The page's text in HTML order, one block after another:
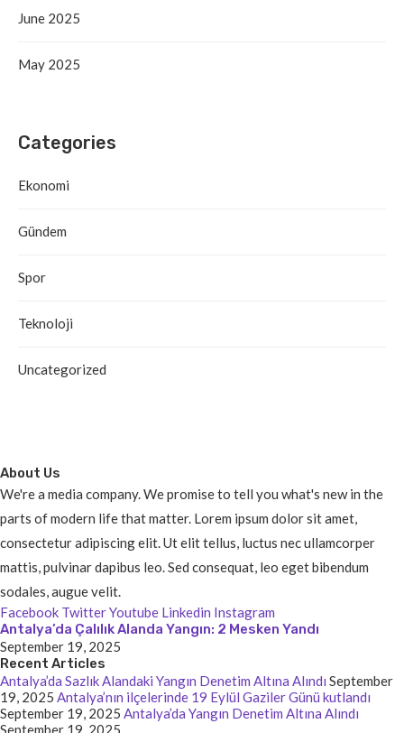
June 2025
May 2025
Categories
Ekonomi
Gündem
Spor
Teknoloji
Uncategorized
About Us
We're a media company. We promise to tell you what's new in the
parts of modern life that matter. Lorem ipsum dolor sit amet,
consectetur adipiscing elit. Ut elit tellus, luctus nec ullamcorper
mattis, pulvinar dapibus leo. Sed consequat, leo eget bibendum
sodales, augue velit.
Facebook TwitterYoutube Linkedin Instagram
Antalya’da Çalılık Alanda Yangın: 2 Mesken Yandı
September 19, 2025
Recent Articles
Antalya’da Sazlık Alandaki Yangın Denetim Altına Alındı September
19, 2025 Antalya’nın ilçelerinde 19 Eylül Gaziler Günü kutlandı
September 19, 2025 Antalya’da Yangın Denetim Altına Alındı
September 19, 2025